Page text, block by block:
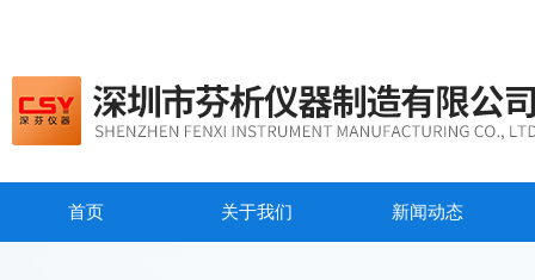
首页 关于我们 新闻动态